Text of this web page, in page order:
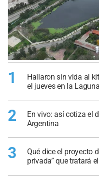
1
Hallaron sin vida al
el jueves en la
2
En vivo: así cotiza el
Argentina
3
Qué dice el proyecto
privada” que tratará